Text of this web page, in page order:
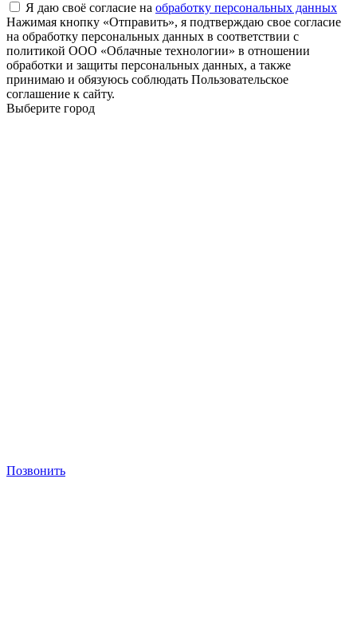
Я даю своё согласие на обработку персональных данных
Нажимая кнопку «Отправить», я подтверждаю свое согласие
на обработку персональных данных в соответствии с
политикой ООО «Облачные технологии» в отношении
обработки и защиты персональных данных, а также
принимаю и обязуюсь соблюдать Пользовательское
соглашение к сайту.
Выберите город
Позвонить